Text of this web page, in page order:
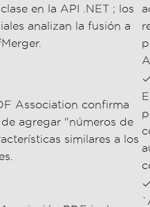
en la API .NET ; los
analizan la fusión a
Association confirma
agregar "números de
similares a los